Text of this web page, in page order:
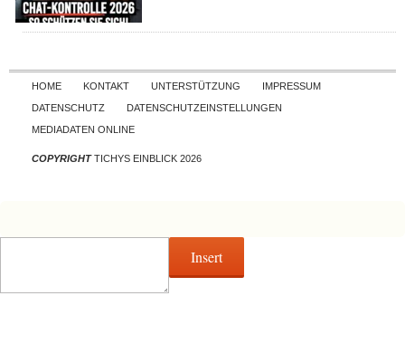
Skip to content
HOME KONTAKT UNTERSTÜTZUNG
IMPRESSUM
DATENSCHUTZ
DATENSCHUTZEINSTELLUNGEN
MEDIADATEN ONLINE
COPYRIGHTTICHYS EINBLICK 2026
Insert